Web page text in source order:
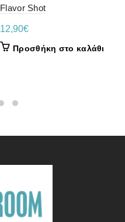
Flavor Shot
12,90€
Προσθήκη στο καλάθι